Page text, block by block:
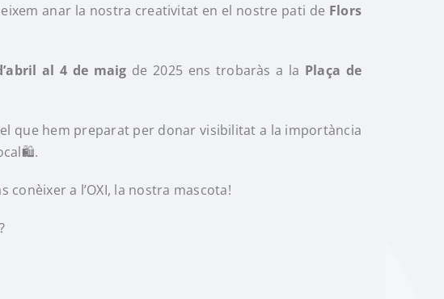
anar la nostra creativitat en el nostre pati de Flors
al 4 de maig de 2025 ens trobaràs a la Plaça de
que hem preparat per donar visibilitat a la importància
conèixer a l’OXI, la nostra mascota!